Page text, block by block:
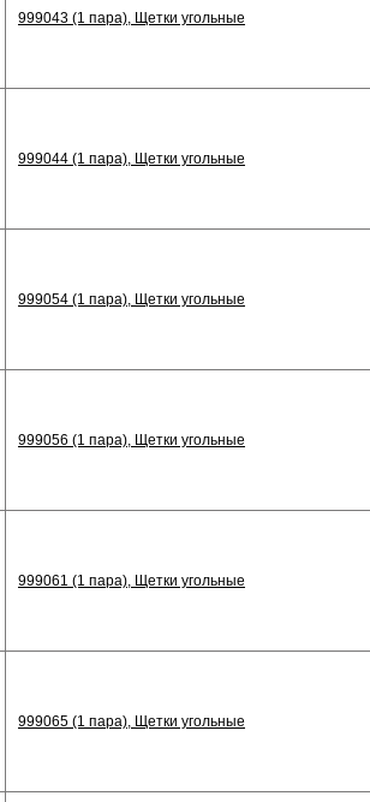
999043 (1 пара), Щетки угольные
999044 (1 пара), Щетки угольные
999054 (1 пара), Щетки угольные
999056 (1 пара), Щетки угольные
999061 (1 пара), Щетки угольные
999065 (1 пара), Щетки угольные